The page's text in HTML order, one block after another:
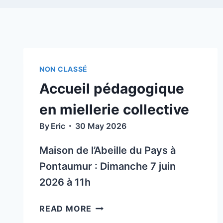
NON CLASSÉ
Accueil pédagogique
en miellerie collective
By Eric 30 May 2026
Maison de l’Abeille du Pays à
Pontaumur : Dimanche 7 juin
2026 à 11h
READ MORE ACCUEIL